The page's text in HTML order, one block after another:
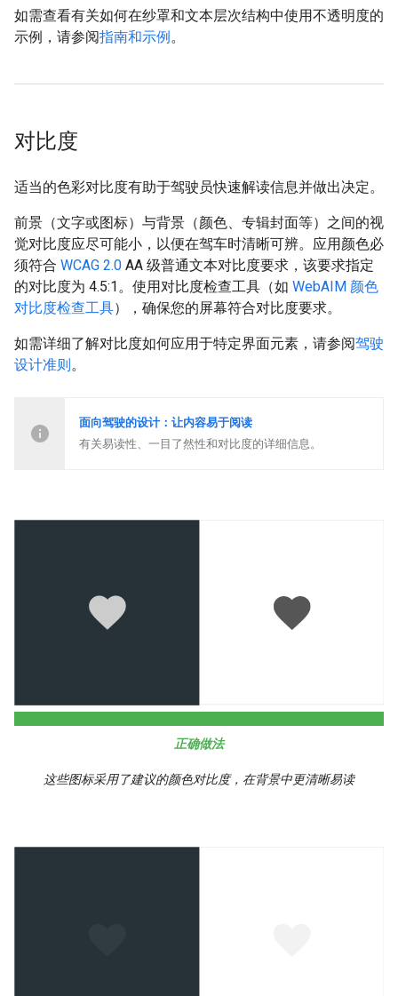
如需查看有关如何在纱罩和文本层次结构中使用不透明度的
示例，请参阅指南和示例。
对比度
适当的色彩对比度有助于驾驶员快速解读信息并做出决定。
前景（文字或图标）与背景（颜色、专辑封面等）之间的视
觉对比度应尽可能小，以便在驾车时清晰可辨。应用颜色必
须符合 WCAG 2.0 AA 级普通文本对比度要求，该要求指定
的对比度为 4.5:1。使用对比度检查工具（如 WebAIM 颜色
对比度检查工具），确保您的屏幕符合对比度要求。
如需详细了解对比度如何应用于特定界面元素，请参阅驾驶
设计准则。
面向驾驶的设计：让内容易于阅读
有关易读性、一目了然性和对比度的详细信息。
正确做法
这些图标采用了建议的颜色对比度，在背景中更清晰易读